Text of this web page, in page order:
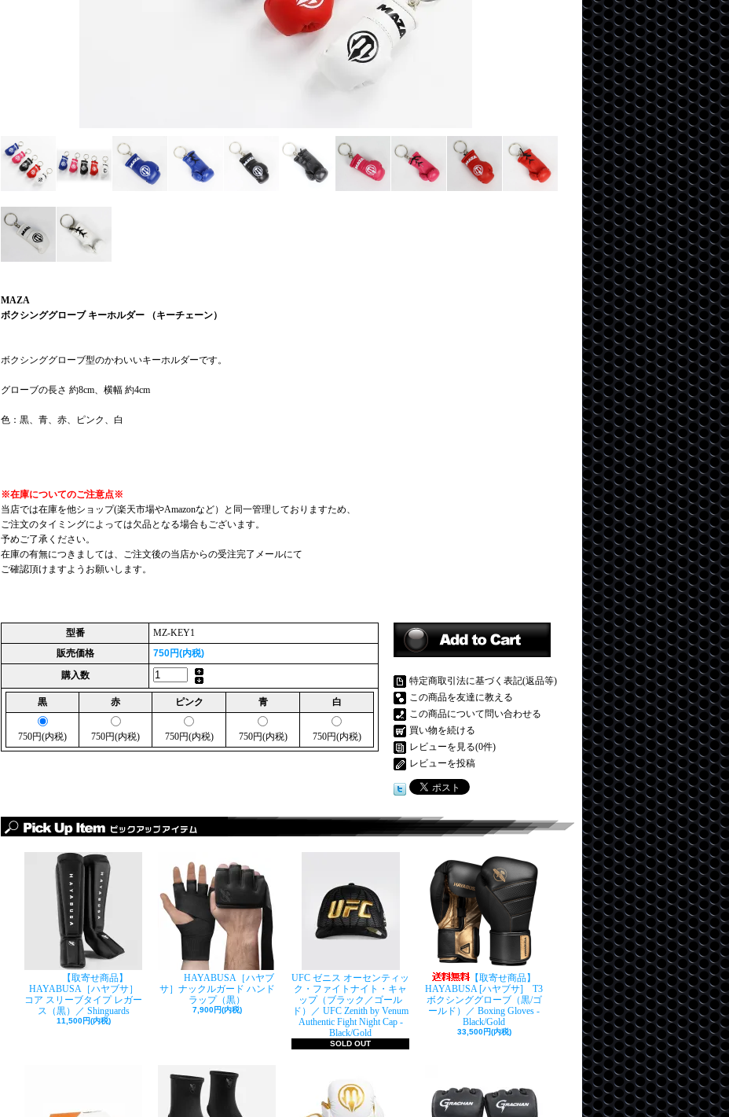
MAZA
ボクシンググローブ キーホルダー （キーチェーン）
ボクシンググローブ型のかわいいキーホルダーです。
グローブの長さ 約8cm、横幅 約4cm
色：黒、青、赤、ピンク、白
※在庫についてのご注意点※
当店では在庫を他ショップ(楽天市場やAmazonなど）と同一管理しておりますため、
ご注文のタイミングによっては欠品となる場合もございます。
予めご了承ください。
在庫の有無につきましては、ご注文後の当店からの受注完了メールにて
ご確認頂けますようお願いします。
型番
MZ-KEY1
販売価格
750円(内税)
購入数
黒 赤 ピンク 青 白
750円(内税) 750円(内税) 750円(内税) 750円(内税) 750円(内税)
特定商取引法に基づく表記(返品等)
この商品を友達に教える
この商品について問い合わせる
買い物を続ける
レビューを見る(0件)
レビューを投稿
【取寄せ商品】
HAYABUSA［ハヤブサ］
コア スリーブタイプ レガー
ス（黒）／ Shinguards
11,500円(内税)
HAYABUSA［ハヤブ
サ］ナックルガード ハンド
ラップ（黒）
7,900円(内税)
UFC ゼニス オーセンティッ
ク・ファイトナイト・キャ
ップ（ブラック／ゴール
ド）／ UFC Zenith by Venum
Authentic Fight Night Cap -
Black/Gold
SOLD OUT
【取寄せ商品】
HAYABUSA [ハヤブサ] T3
ボクシンググローブ（黒/ゴ
ールド）／ Boxing Gloves -
Black/Gold
33,500円(内税)